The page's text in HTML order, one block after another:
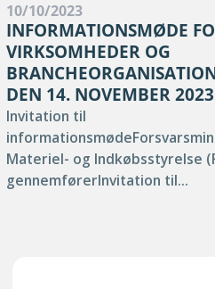
10/10/2023
INFORMATIONSMØDE
VIRKSOMHEDER OG
DEN 14. NOVEMBER 2023
Invitation til
Materiel- og Indkøbsstyrelse
gennemførerInvitation til...